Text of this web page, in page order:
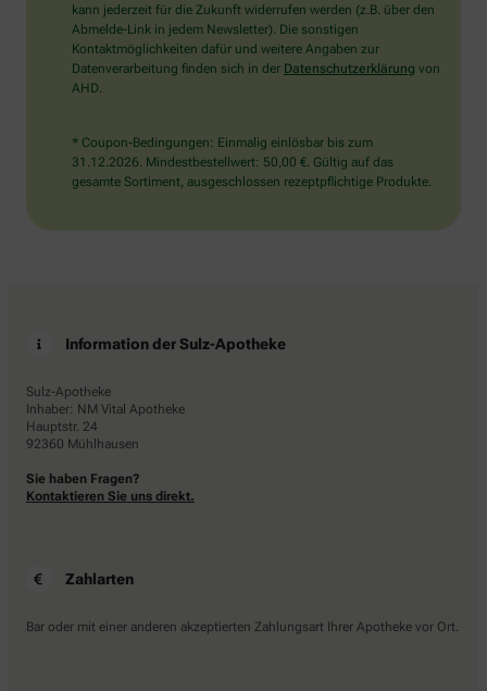
Tasse.
kann jederzeit für die Zukunft widerrufen werden (z.B. über den
Abmelde-Link in jedem Newsletter). Die sonstigen
Kontaktmöglichkeiten dafür und weitere Angaben zur
Datenverarbeitung finden sich in der Datenschutzerklärung von
AHD.
* Coupon-Bedingungen: Einmalig einlösbar bis zum
31.12.2026. Mindestbestellwert: 50,00 €. Gültig auf das
gesamte Sortiment, ausgeschlossen rezeptpflichtige Produkte.
Information der Sulz-Apotheke
Sulz-Apotheke
Inhaber: NM Vital Apotheke
Hauptstr. 24
92360 Mühlhausen
Sie haben Fragen?
Kontaktieren Sie uns direkt.
Zahlarten
Bar oder mit einer anderen akzeptierten Zahlungsart Ihrer Apotheke vor Ort.